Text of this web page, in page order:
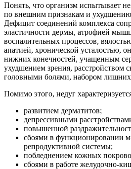
Понять, что организм испытывает
по внешним признакам и ухудшению
Дефицит соединений комплекса
эластичности дермы, атрофией
воспалительных процессов,
апатией, хронической усталостью,
нижних конечностей, учащенным
ухудшением зрения, расстройством
головными болями, набором
Помимо этого, недуг
развитием дерматитов;
депрессивными
повышенной
сбоями в функционировании
репродуктивной системы;
побледнением кожных
сбоями в работе желудочно-